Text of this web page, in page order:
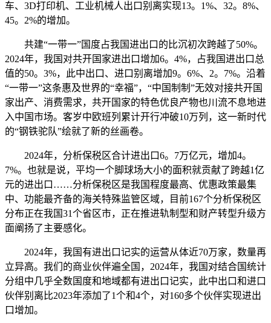
车、3D打印机、工业机械人出口别离实现13。1%、32。8%、
45。2%的增加。
共建“一带一”国度占我国进出口的比沉初次跨越了50%。
2024年，我国对共开国家进出口增加6。4%，占我国进出口总
值的50。3%，此中出口、进口别离增加9。6%、2。7%。沿着
“一带一”这条惠及世界的“幸福”，“中国制制”无效对接共开国
家出产、消费需求，共开国家的特色优良产物也川流不息地进
入中国市场。客岁中欧班列累计开行冲破10万列，这一新时代
的“钢铁驼队”绘就了新的丝画卷。
2024年，分析保税区合计进出口6。7万亿元，增加4。
7%。也就是说，平均一个脚球场大小的面积就贡献了跨越1亿
元的进出口……分析保税区是我国程度最高、优惠政策最集
中、功能最齐备的海关特殊监管区域，目前167个分析保税区
分布正在我国31个省区市，正在推进轨制型和财产转型升级方
面阐扬了主要感化。
2024年，我国有进出口记实的运营从体近70万家，数量再
立异高。我们的商业伙伴遍全国，2024年，我国对结合国统计
分组中几乎全数国度和地域都有进出口记实，此中出口和进口
伙伴别离比2023年添加了1个和4个，对160多个伙伴实现进出
口增加。